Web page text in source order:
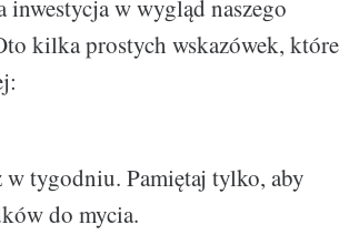
w wygląd naszego
kilka prostych wskazówek, które
w tygodniu. Pamiętaj tylko, aby
do mycia.